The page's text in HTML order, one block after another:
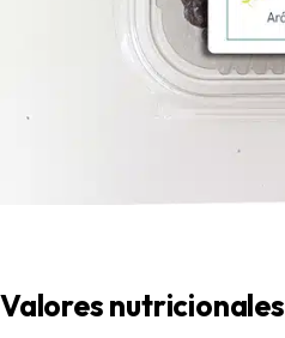
Valores nutricionales